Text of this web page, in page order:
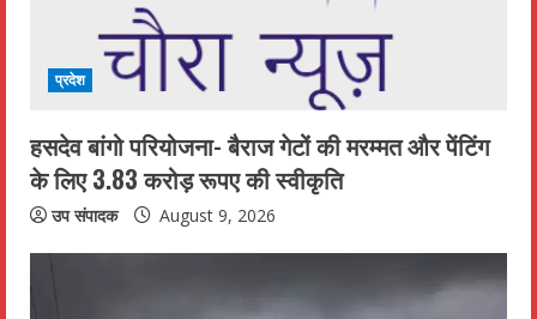
n
g
प्रदेश
हसदेव बांगो परियोजना- बैराज गेटों की मरम्मत और पेंटिंग
के लिए 3.83 करोड़ रूपए की स्वीकृति
उप संपादक August 9, 2026